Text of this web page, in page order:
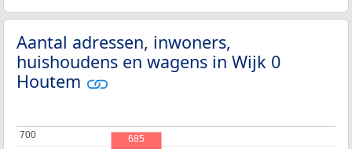
Aantal adressen, inwoners,
huishoudens en wagens in Wijk 0
Houtem
700
700 685